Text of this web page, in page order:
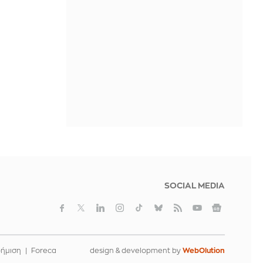
SOCIAL MEDIA
Foreca design & development by WebOlution